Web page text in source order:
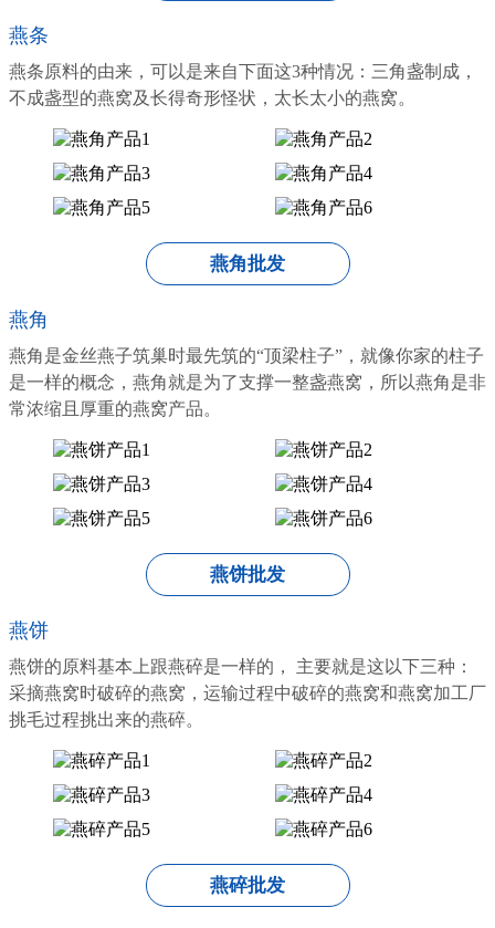
燕条
燕条原料的由来，可以是来自下面这3种情况：三角盏制成，
不成盏型的燕窝及长得奇形怪状，太长太小的燕窝。
燕角批发
燕角
燕角是金丝燕子筑巢时最先筑的“顶梁柱子”，就像你家的柱子
是一样的概念，燕角就是为了支撑一整盏燕窝，所以燕角是非
常浓缩且厚重的燕窝产品。
燕饼批发
燕饼
燕饼的原料基本上跟燕碎是一样的， 主要就是这以下三种：
采摘燕窝时破碎的燕窝，运输过程中破碎的燕窝和燕窝加工厂
挑毛过程挑出来的燕碎。
燕碎批发